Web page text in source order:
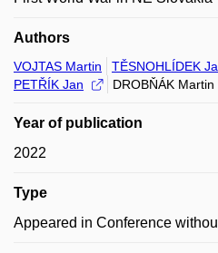
Authors
VOJTAS Martin TĚSNOHLÍDEK
PETŘÍK Jan
DROBŇÁK Martin
Year of publication
2022
Type
Appeared in Conference